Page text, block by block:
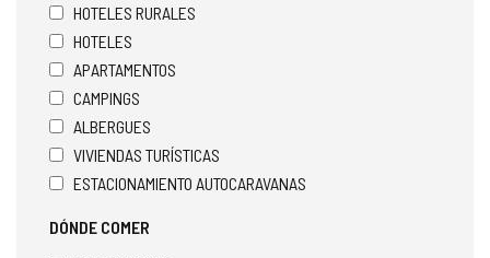
HOTELES RURALES
HOTELES
APARTAMENTOS
CAMPINGS
ALBERGUES
VIVIENDAS TURÍSTICAS
ESTACIONAMIENTO AUTOCARAVANAS
DÓNDE COMER